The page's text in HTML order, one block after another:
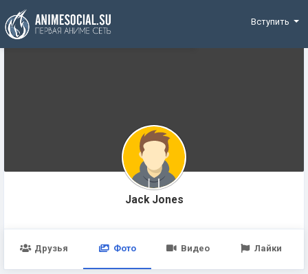
Funding
Вступить
Jack Jones
Друзья Фото Видео Лайки